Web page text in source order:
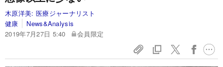
木原洋美: 医療ジャーナリスト
健康
News&Analysis
2019年7月27日 5:40
会員限定